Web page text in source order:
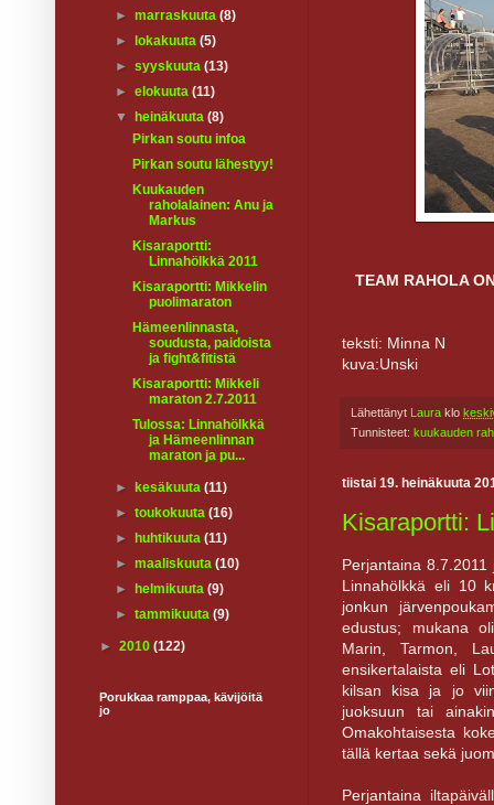
TEAM RAHOLA
teksti: Minna N
kuva:Unski
Lähettänyt Laura klo
Tunnisteet: kuukauden
tiistai 19. heinäkuuta
Kisaraportti:
Perjantaina
Linnahölkkä eli 10
jonkun
edustus; mukana
Marin, Tarmon,
ensikertalaista eli
kilsan kisa ja jo
juoksuun tai
Omakohtaisesta
tällä kertaa sekä
Perjantaina
►marraskuuta(8)
►
lokakuuta(5)
►syyskuuta(13)
►elokuuta(11)
▼
heinäkuuta(8)
Pirkan soutu infoa
Pirkan soutu lähestyy!
Kuukauden
raholalainen: Anu ja
Markus
Kisaraportti:
Linnahölkkä 2011
Kisaraportti: Mikkelin
puolimaraton
Hämeenlinnasta,
soudusta, paidoista
ja fight&fitistä
Kisaraportti: Mikkeli
maraton 2.7.2011
Tulossa: Linnahölkkä
ja Hämeenlinnan
maraton ja pu...
► kesäkuuta(11)
►toukokuuta(16)
►
huhtikuuta(11)
►maaliskuuta(10)
►
helmikuuta(9)
►tammikuuta(9)
► 2010 (122)
Porukkaa ramppaa, kävijöitä
jo